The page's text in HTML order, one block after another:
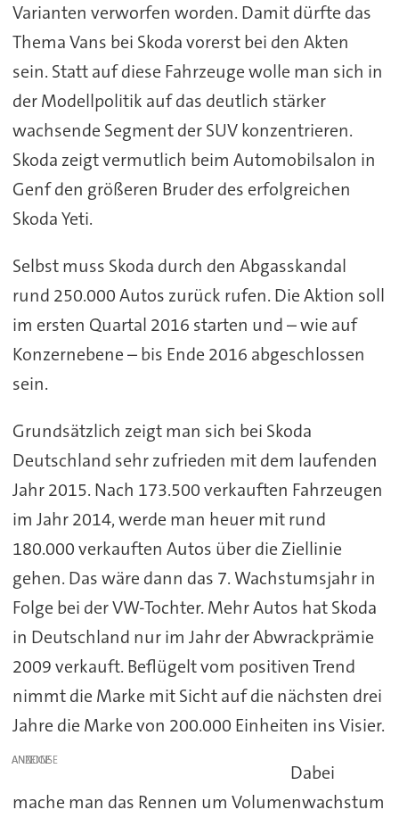
Varianten verworfen worden. Damit dürfte das
Thema Vans bei Skoda vorerst bei den Akten
sein. Statt auf diese Fahrzeuge wolle man sich in
der Modellpolitik auf das deutlich stärker
wachsende Segment der SUV konzentrieren.
Skoda zeigt vermutlich beim Automobilsalon in
Genf den größeren Bruder des erfolgreichen
Skoda Yeti.
Selbst muss Skoda durch den Abgasskandal
rund 250.000 Autos zurück rufen. Die Aktion soll
im ersten Quartal 2016 starten und – wie auf
Konzernebene – bis Ende 2016 abgeschlossen
sein.
Grundsätzlich zeigt man sich bei Skoda
Deutschland sehr zufrieden mit dem laufenden
Jahr 2015. Nach 173.500 verkauften Fahrzeugen
im Jahr 2014, werde man heuer mit rund
180.000 verkauften Autos über die Ziellinie
gehen. Das wäre dann das 7. Wachstumsjahr in
Folge bei der VW-Tochter. Mehr Autos hat Skoda
in Deutschland nur im Jahr der Abwrackprämie
2009 verkauft. Beflügelt vom positiven Trend
nimmt die Marke mit Sicht auf die nächsten drei
Jahre die Marke von 200.000 Einheiten ins Visier.
ANZEIGE
Dabei
mache man das Rennen um Volumenwachstum